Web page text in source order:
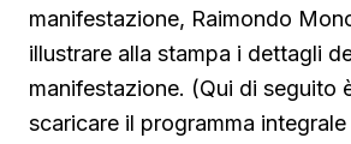
manifestazione, Raimondo
illustrare alla stampa i dettagli
manifestazione. (Qui di seguito
scaricare il programma